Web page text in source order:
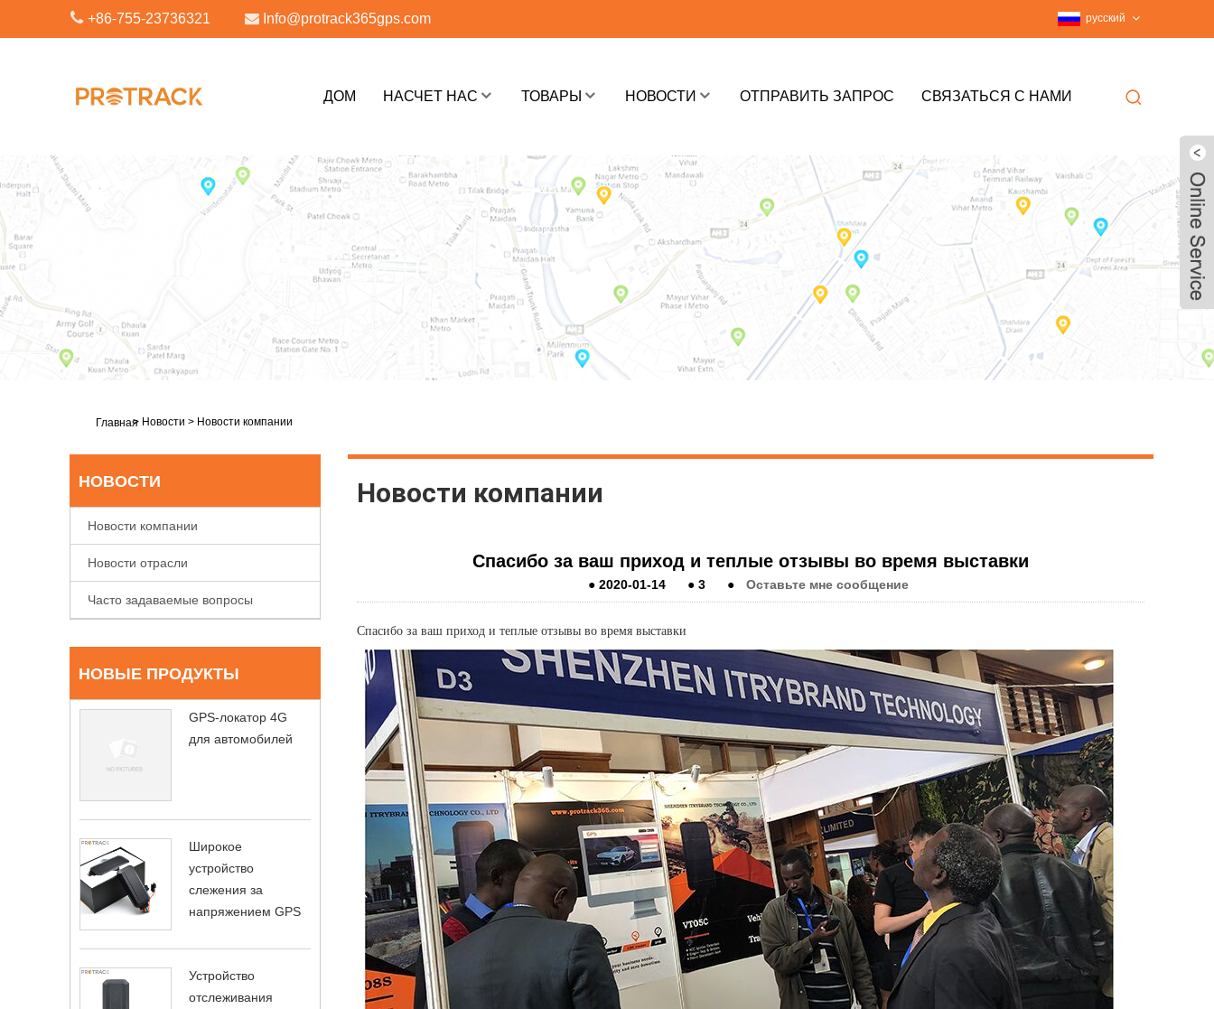
+86-755-23736321 Info@protrack365gps.com русский
ДОМ НАСЧЕТ НАС ТОВАРЫ НОВОСТИ ОТПРАВИТЬ ЗАПРОС СВЯЗАТЬСЯ С НАМИ
Главная
> Новости > Новости компании
НОВОСТИ
Новости компании
Новости отрасли
Часто задаваемые вопросы
НОВЫЕ ПРОДУКТЫ
GPS-локатор 4G
для автомобилей
Широкое
устройство
слежения за
напряжением GPS
Устройство
отслеживания
Новости компании
Спасибо за ваш приход и теплые отзывы во время выставки
●2020-01-14 ●3 ● Оставьте мне сообщение
Спасибо за ваш приход и теплые отзывы во время выставки